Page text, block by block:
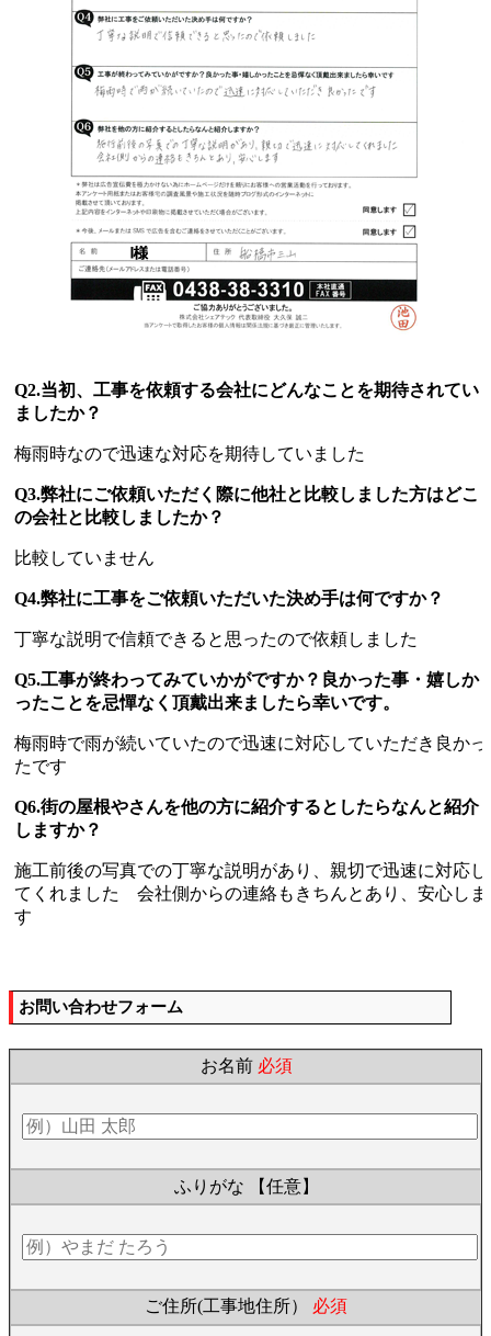
Q2.当初、工事を依頼する会社にどんなことを期待されてい
ましたか？
梅雨時なので迅速な対応を期待していました
Q3.弊社にご依頼いただく際に他社と比較しました方はどこ
の会社と比較しましたか？
比較していません
Q4.弊社に工事をご依頼いただいた決め手は何ですか？
丁寧な説明で信頼できると思ったので依頼しました
Q5.工事が終わってみていかがですか？良かった事・嬉しか
ったことを忌憚なく頂戴出来ましたら幸いです。
梅雨時で雨が続いていたので迅速に対応していただき良かっ
たです
Q6.街の屋根やさんを他の方に紹介するとしたらなんと紹介
しますか？
施工前後の写真での丁寧な説明があり、親切で迅速に対応し
てくれました 会社側からの連絡もきちんとあり、安心しま
す
お問い合わせフォーム
お名前 必須
ふりがな 【任意】
ご住所(工事地住所） 必須